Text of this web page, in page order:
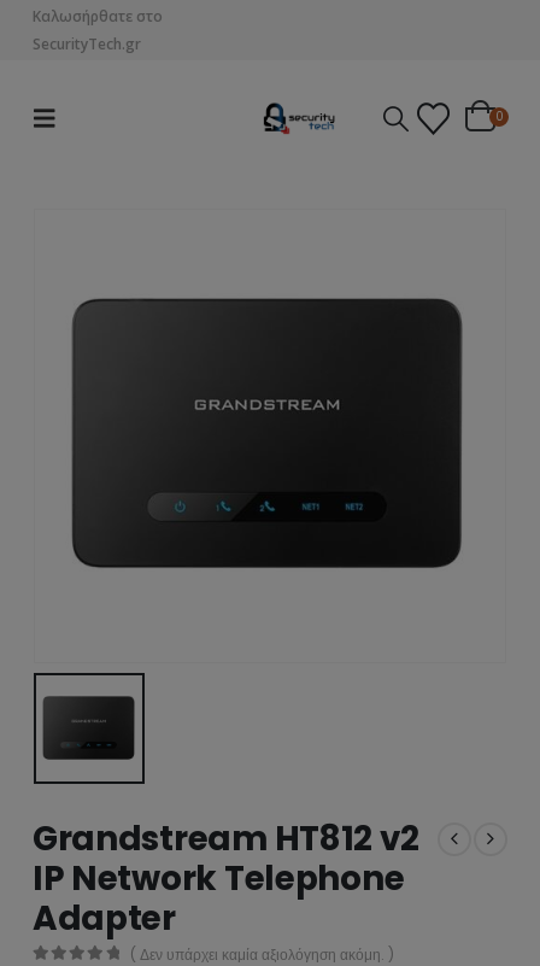
Καλωσήρθατε στο
SecurityTech.gr
0
Grandstream HT812 v2
IP Network Telephone
Adapter
( Δεν υπάρχει καμία αξιολόγηση ακόμη. )